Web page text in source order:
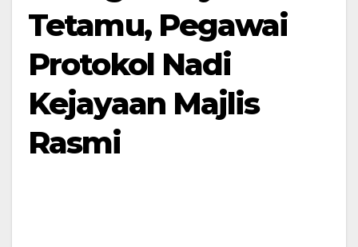
Tetamu, Pegawai
Protokol Nadi
Kejayaan Majlis
Rasmi